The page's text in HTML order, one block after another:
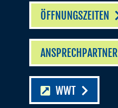
ÖFFNUNGSZEITEN
ANSPRECHPARTNER
WWT